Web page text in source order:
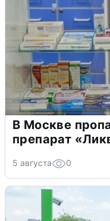
В Москве
препарат
5 августа 0